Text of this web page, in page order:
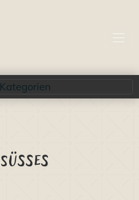
Kategorien
Süsses